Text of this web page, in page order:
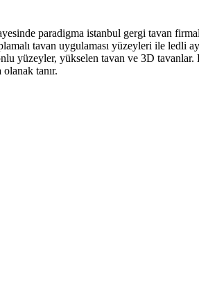
paradigma istanbul gergi tavan
tavan uygulaması yüzeyleri ile ledli
yüzeyler, yükselen tavan ve 3D tavanlar.
tanır.